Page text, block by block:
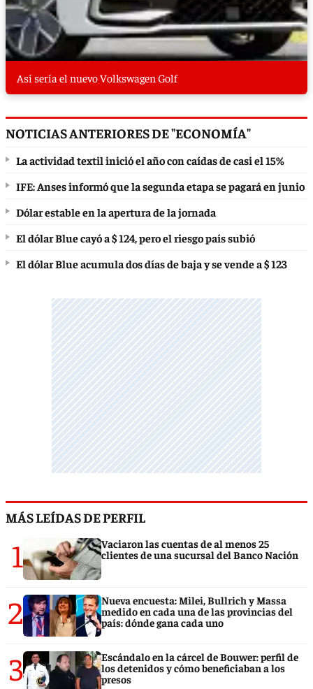
Así sería el nuevo Volkswagen Golf
NOTICIAS ANTERIORES DE "ECONOMÍA"
La actividad textil inició el año con caídas de casi el 15%
IFE: Anses informó que la segunda etapa se pagará en junio
Dólar estable en la apertura de la jornada
El dólar Blue cayó a $ 124, pero el riesgo país subió
El dólar Blue acumula dos días de baja y se vende a $ 123
MÁS LEÍDAS DE PERFIL
1
Vaciaron las cuentas de al menos 25
clientes de una sucursal del Banco Nación
2
Nueva encuesta: Milei, Bullrich y Massa
medido en cada una de las provincias del
país: dónde gana cada uno
3
Escándalo en la cárcel de Bouwer: perfil de
los detenidos y cómo beneficiaban a los
presos